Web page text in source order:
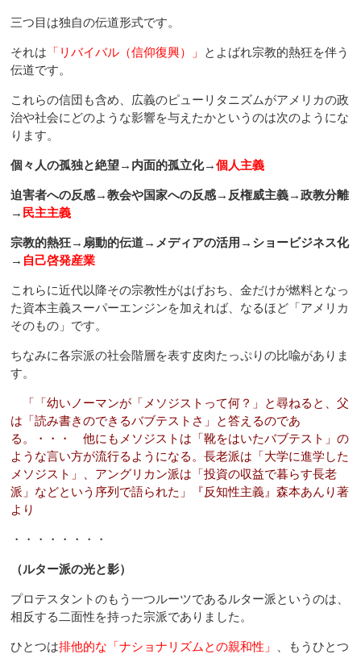
三つ目は独自の伝道形式です。
それは 「リバイバル（信仰復興）」 とよばれ宗教的熱狂を伴う
伝道です。
これらの信団も含め、広義のピューリタニズムがアメリカの政
治や社会にどのような影響を与えたかというのは次のようにな
ります。
個々人の孤独と絶望→内面的孤立化→個人主義
迫害者への反感→教会や国家への反感→反権威主義→政教分離
→ 民主主義
宗教的熱狂→扇動的伝道→メディアの活用→ショービジネス化
→ 自己啓発産業
これらに近代以降その宗教性がはげおち、金だけが燃料となっ
た資本主義スーパーエンジンを加えれば、なるほど「アメリカ
そのもの」です。
ちなみに各宗派の社会階層を表す皮肉たっぷりの比喩がありま
す。
「「幼いノーマンが「メソジストって何？」と尋ねると、父
は「読み書きのできるバブテストさ」と答えるのであ
る。・・・ 他にもメソジストは「靴をはいたバブテスト」の
ような言い方が流行るようになる。長老派は「大学に進学した
メソジスト」、アングリカン派は「投資の収益で暮らす長老
派」などという序列で語られた」『反知性主義』森本あんり著
より
・・・・・・・・
（ルター派の光と影）
プロテスタントのもう一つルーツであるルター派というのは、
相反する二面性を持った宗派でありました。
ひとつは排他的な 「ナショナリズムとの親和性」
、もうひとつ